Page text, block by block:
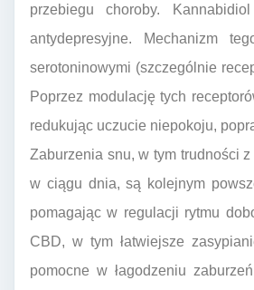
przebiegu choroby.
antydepresyjne. Mechanizm
serotoninowymi (szczególnie
Poprzez modulację tych
redukując uczucie niepokoju,
Zaburzenia snu, w tym trudności
w ciągu dnia, są kolejnym
pomagając w regulacji rytmu
CBD, w tym łatwiejsze
pomocne w łagodzeniu